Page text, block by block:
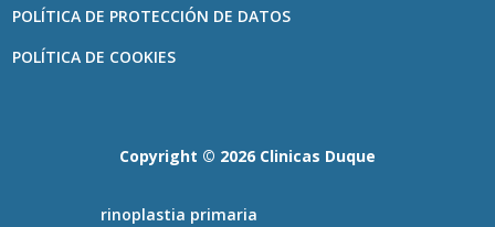
POLÍTICA DE PROTECCIÓN DE DATOS
POLÍTICA DE COOKIES
Copyright ©️ 2026 Clinicas Duque
rinoplastia primaria